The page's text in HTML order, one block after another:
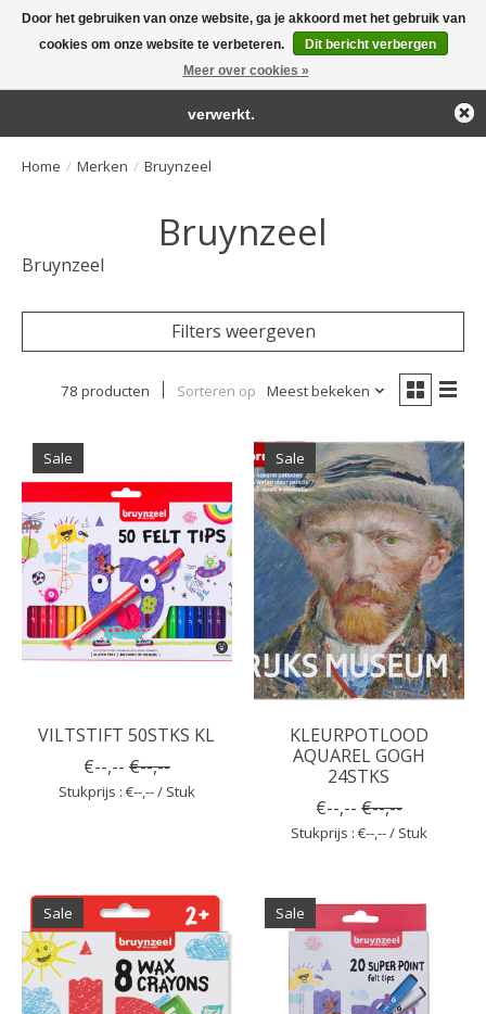
Large selection of products and fast shipping!
Home / Merken / Bruynzeel
Bruynzeel
Bruynzeel
Filters weergeven
78 producten Sorteren op Meest bekeken
Sale
VILTSTIFT 50STKS KL
€--,-- €--,--
Stukprijs : €--,-- / Stuk
Sale
KLEURPOTLOOD
AQUAREL GOGH
24STKS
€--,-- €--,--
Stukprijs : €--,-- / Stuk
Sale Sale
Door het gebruiken van onze website, ga je akkoord met het gebruik van
cookies om onze website te verbeteren.
Dit bericht verbergen
Meer over cookies »
← Keer terug naar de backofficeDeze winkel is in aanbouw.
Eventueel geplaatste orders zullen niet worden gehonoreerd of
verwerkt.